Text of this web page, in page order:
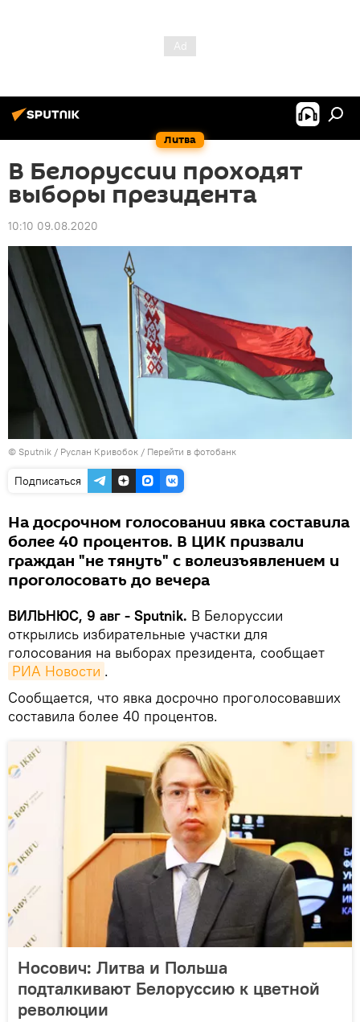
Литва
В Белоруссии проходят
выборы президента
10:10 09.08.2020
© Sputnik / Руслан Кривобок / Перейти в фотобанк
Подписаться
На досрочном голосовании явка составила
более 40 процентов. В ЦИК призвали
граждан "не тянуть" с волеизъявлением и
проголосовать до вечера
ВИЛЬНЮС, 9 авг - Sputnik. В Белоруссии
открылись избирательные участки для
голосования на выборах президента, сообщает
РИА Новости .
Сообщается, что явка досрочно проголосовавших
составила более 40 процентов.
Носович: Литва и Польша
подталкивают Белоруссию к цветной
революции